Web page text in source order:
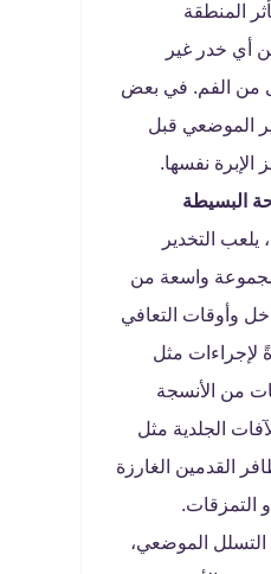
المنطقة
أي خدر غير
من الفم. في بعض
الموضعي قبل
الإبرة نفسها.
البسيطة
التخدير
واسعة من
وأوقات التعافي
لإجراءات مثل
من الأنسجة
الجلدية مثل
القدمين الغارزة
التمزقات.
التسلل الموضعي،